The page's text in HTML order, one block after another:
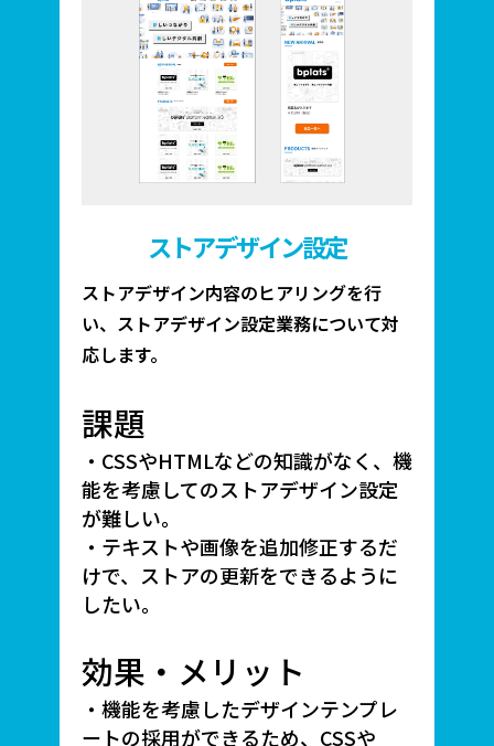
ストアデザイン設定
ストアデザイン内容のヒアリングを行
い、ストアデザイン設定業務について対
応します。
課題
・CSSやHTMLなどの知識がなく、機
能を考慮してのストアデザイン設定
が難しい。
・テキストや画像を追加修正するだ
けで、ストアの更新をできるように
したい。
効果・メリット
・機能を考慮したデザインテンプレ
ートの採用ができるため、CSSや